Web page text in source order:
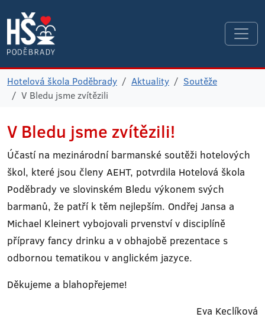
Hotelová škola Poděbrady Aktuality
Soutěže
V Bledu jsme zvítězili
V Bledu jsme zvítězili!
Účastí na mezinárodní barmanské soutěži hotelových
škol, které jsou členy AEHT, potvrdila Hotelová škola
Poděbrady ve slovinském Bledu výkonem svých
barmanů, že patří k těm nejlepším. Ondřej Jansa a
Michael Kleinert vybojovali prvenství v disciplíně
přípravy fancy drinku a v obhajobě prezentace s
odbornou tematikou v anglickém jazyce.
Děkujeme a blahopřejeme!
Eva Keclíková